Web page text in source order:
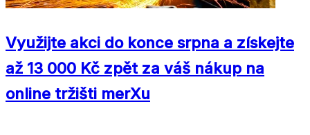
Využijte akci do konce srpna a získejte
až 13 000 Kč zpět za váš nákup na
online tržišti merXu